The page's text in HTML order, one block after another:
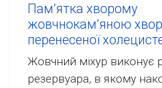
Пам’ятка хворому
жовчнокам’яною
перенесеної
Жовчний міхур виконує
резервуара, в якому